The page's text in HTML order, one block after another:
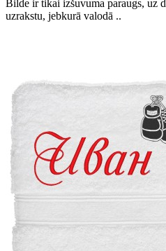
Bilde ir tikai izšuvuma paraugs, uz
uzrakstu, jebkurā valodā ..